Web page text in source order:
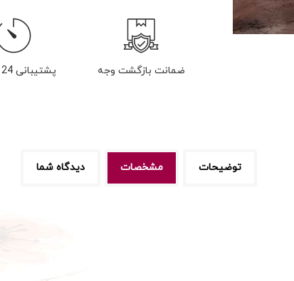
ضمانت بازگشت وجه پشتیبانی 24 ساعته
توضیحات مشخصات دیدگاه شما